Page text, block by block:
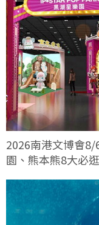
2026南港文博會
園、熊本熊8大必